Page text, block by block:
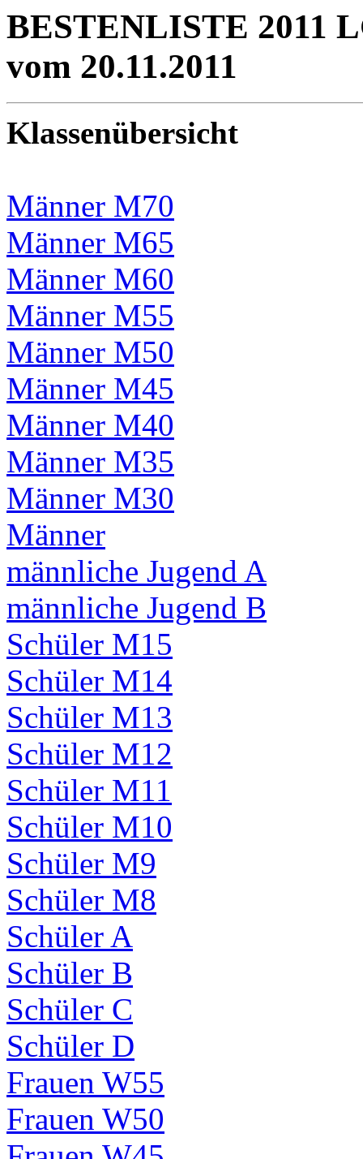
BESTENLISTE 2011
vom 20.11.2011
Klassenübersicht
Männer M70
Männer M65
Männer M60
Männer M55
Männer M50
Männer M45
Männer M40
Männer M35
Männer M30
Männer
männliche Jugend A
männliche Jugend B
Schüler M15
Schüler M14
Schüler M13
Schüler M12
Schüler M11
Schüler M10
Schüler M9
Schüler M8
Schüler A
Schüler B
Schüler C
Schüler D
Frauen W55
Frauen W50